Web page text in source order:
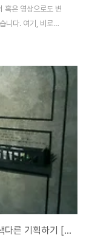
혹은 영상으로도 변
니다. 여기, 비로소
임의 신청은 비로
길)에서 진행합니
시반-9시반 우리에
주해보아요! - 15명/
선보인 책모임 - 8
[위즈돔] 문화공간디렉터가 된 공대여자와 색다른 기획하기 [스케치]펌